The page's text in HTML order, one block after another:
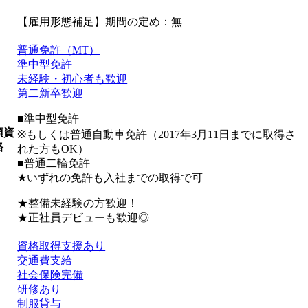
【雇用形態補足】期間の定め：無
資
普通免許（MT）
準中型免許
未経験・初心者も歓迎
第二新卒歓迎
■準中型免許
※もしくは普通自動車免許（2017年3月11日までに取得さ
れた方もOK）
■普通二輪免許
★いずれの免許も入社までの取得で可
★整備未経験の方歓迎！
★正社員デビューも歓迎◎
資格取得支援あり
交通費支給
社会保険完備
研修あり
制服貸与